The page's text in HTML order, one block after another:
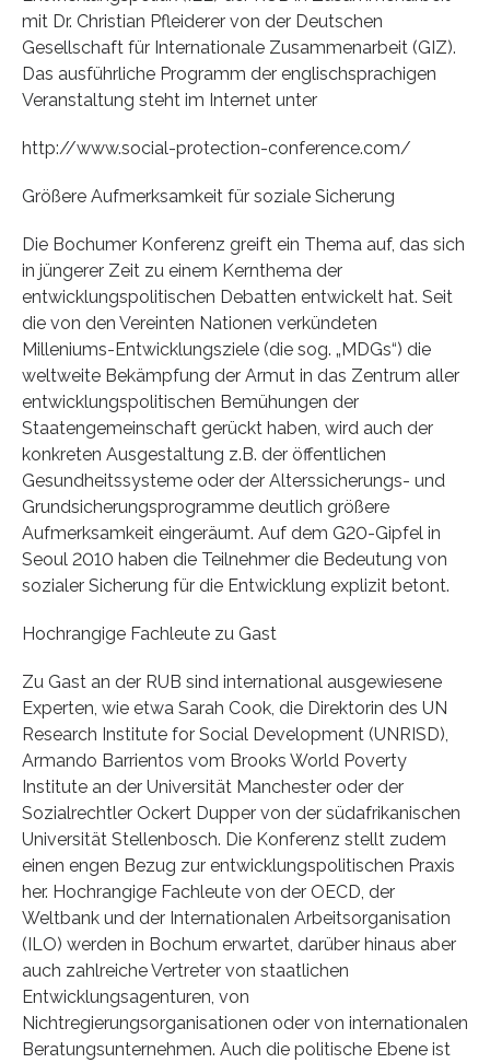
mit Dr. Christian Pfleiderer von der Deutschen
Gesellschaft für Internationale Zusammenarbeit (GIZ).
Das ausführliche Programm der englischsprachigen
Veranstaltung steht im Internet unter
http://www.social-protection-conference.com/
Größere Aufmerksamkeit für soziale Sicherung
Die Bochumer Konferenz greift ein Thema auf, das sich
in jüngerer Zeit zu einem Kernthema der
entwicklungspolitischen Debatten entwickelt hat. Seit
die von den Vereinten Nationen verkündeten
Milleniums-Entwicklungsziele (die sog. „MDGs“) die
weltweite Bekämpfung der Armut in das Zentrum aller
entwicklungspolitischen Bemühungen der
Staatengemeinschaft gerückt haben, wird auch der
konkreten Ausgestaltung z.B. der öffentlichen
Gesundheitssysteme oder der Alterssicherungs- und
Grundsicherungsprogramme deutlich größere
Aufmerksamkeit eingeräumt. Auf dem G20-Gipfel in
Seoul 2010 haben die Teilnehmer die Bedeutung von
sozialer Sicherung für die Entwicklung explizit betont.
Hochrangige Fachleute zu Gast
Zu Gast an der RUB sind international ausgewiesene
Experten, wie etwa Sarah Cook, die Direktorin des UN
Research Institute for Social Development (UNRISD),
Armando Barrientos vom Brooks World Poverty
Institute an der Universität Manchester oder der
Sozialrechtler Ockert Dupper von der südafrikanischen
Universität Stellenbosch. Die Konferenz stellt zudem
einen engen Bezug zur entwicklungspolitischen Praxis
her. Hochrangige Fachleute von der OECD, der
Weltbank und der Internationalen Arbeitsorganisation
(ILO) werden in Bochum erwartet, darüber hinaus aber
auch zahlreiche Vertreter von staatlichen
Entwicklungsagenturen, von
Nichtregierungsorganisationen oder von internationalen
Beratungsunternehmen. Auch die politische Ebene ist